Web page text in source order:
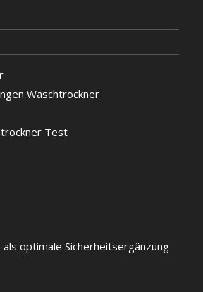
Waschtrockner
Test
optimale Sicherheitsergänzung